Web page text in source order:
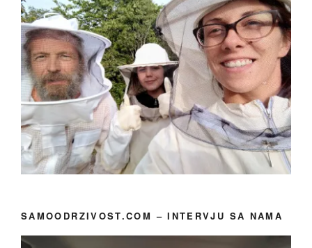
SAMOODRZIVOST.COM – INTERVJU SA NAMA